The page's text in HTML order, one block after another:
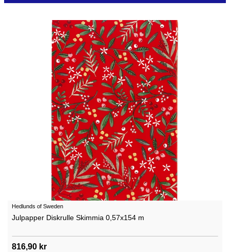
Hedlunds of Sweden
Julpapper Diskrulle Skimmia 0,57x154 m
816,90 kr